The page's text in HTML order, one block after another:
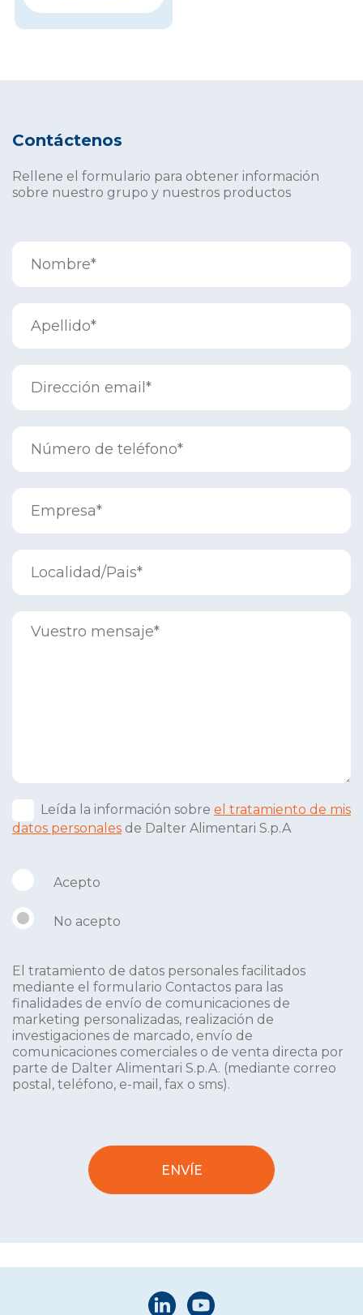
Contáctenos
Rellene el formulario para obtener información
sobre nuestro grupo y nuestros productos
Leída la información sobre el tratamiento de mis
datos personales de Dalter Alimentari S.p.A
Acepto
No acepto
El tratamiento de datos personales facilitados
mediante el formulario Contactos para las
finalidades de envío de comunicaciones de
marketing personalizadas, realización de
investigaciones de marcado, envío de
comunicaciones comerciales o de venta directa por
parte de Dalter Alimentari S.p.A. (mediante correo
postal, teléfono, e-mail, fax o sms).